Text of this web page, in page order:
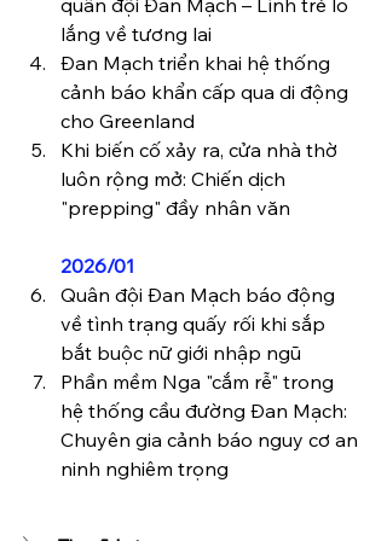
quân đội Đan Mạch – Lính trẻ lo
lắng về tương lai
Đan Mạch triển khai hệ thống
cảnh báo khẩn cấp qua di động
cho Greenland
Khi biến cố xảy ra, cửa nhà thờ
luôn rộng mở: Chiến dịch
"prepping" đầy nhân văn
2026/01
Quân đội Đan Mạch báo động
về tình trạng quấy rối khi sắp
bắt buộc nữ giới nhập ngũ
Phần mềm Nga "cắm rễ" trong
hệ thống cầu đường Đan Mạch:
Chuyên gia cảnh báo nguy cơ an
ninh nghiêm trọng